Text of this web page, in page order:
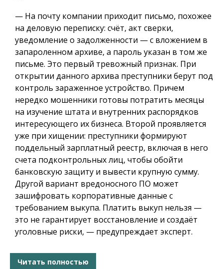
— На почту компании приходит письмо, похожее
на деловую переписку: счёт, акт сверки,
уведомление о задолженности — с вложением в
запароленном архиве, а пароль указан в том же
письме. Это первый тревожный признак. При
открытии данного архива преступники берут под
контроль зараженное устройство. Причем
нередко мошенники готовы потратить месяцы
на изучение штата и внутренних распорядков
интересующего их бизнеса. Второй проявляется
уже при хищении: преступники формируют
поддельный зарплатный реестр, включая в него
счета подконтрольных лиц, чтобы обойти
банковскую защиту и вывести крупную сумму.
Другой вариант вредоносного ПО может
зашифровать корпоративные данные с
требованием выкупа. Платить выкуп нельзя —
это не гарантирует восстановление и создаёт
уголовные риски, — предупреждает эксперт.
Читать полностью